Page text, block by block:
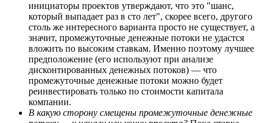
инициаторы проектов утверждают, что это "шанс,
который выпадает раз в сто лет", скорее всего, другого
столь же интересного варианта просто не существует, а
значит, промежуточные денежные потоки не удастся
вложить по высоким ставкам. Именно поэтому лучшее
предположение (его используют при анализе
дисконтированных денежных потоков) — что
промежуточные денежные потоки можно будет
реинвестировать только по стоимости капитала
компании.
В какую сторону смещены промежуточные денежные